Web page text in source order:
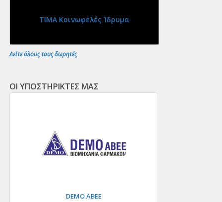
ΤΙΜΑ Κοινωφελές Ίδρυμα
Δείτε όλους τους δωρητές
ΟΙ ΥΠΟΣΤΗΡΙΚΤΕΣ ΜΑΣ
DEMO ΑΒΕΕ